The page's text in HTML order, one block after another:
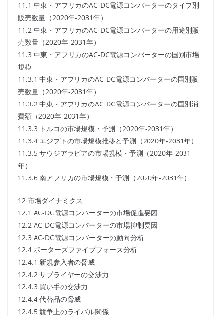
11.1 中東・アフリカのAC-DC電源コンバーターのタイプ別
販売数量（2020年-2031年）
11.2 中東・アフリカのAC-DC電源コンバーターの用途別販
売数量（2020年-2031年）
11.3 中東・アフリカのAC-DC電源コンバーターの国別市場
規模
11.3.1 中東・アフリカのAC-DC電源コンバーターの国別販
売数量（2020年-2031年）
11.3.2 中東・アフリカのAC-DC電源コンバーターの国別消
費額（2020年-2031年）
11.3.3 トルコの市場規模・予測（2020年-2031年）
11.3.4 エジプトの市場規模推移と予測（2020年-2031年）
11.3.5 サウジアラビアの市場規模・予測（2020年-2031
年）
11.3.6 南アフリカの市場規模・予測（2020年-2031年）
12 市場ダイナミクス
12.1 AC-DC電源コンバーターの市場促進要因
12.2 AC-DC電源コンバーターの市場抑制要因
12.3 AC-DC電源コンバーターの動向分析
12.4 ポーターズファイブフォース分析
12.4.1 新規参入者の脅威
12.4.2 サプライヤーの交渉力
12.4.3 買い手の交渉力
12.4.4 代替品の脅威
12.4.5 競争上のライバル関係